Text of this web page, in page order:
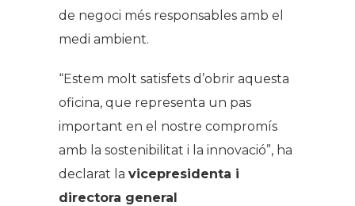
de negoci més responsables amb el
medi ambient.
“Estem molt satisfets d’obrir aquesta
oficina, que representa un pas
important en el nostre compromís
amb la sostenibilitat i la innovació”, ha
declarat la vicepresidenta i
directora general